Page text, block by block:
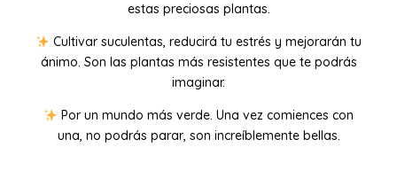
estas preciosas plantas.
Cultivar suculentas, reducirá tu estrés y mejorarán tu
ánimo. Son las plantas más resistentes que te podrás
imaginar.
Por un mundo más verde. Una vez comiences con
una, no podrás parar, son increíblemente bellas.